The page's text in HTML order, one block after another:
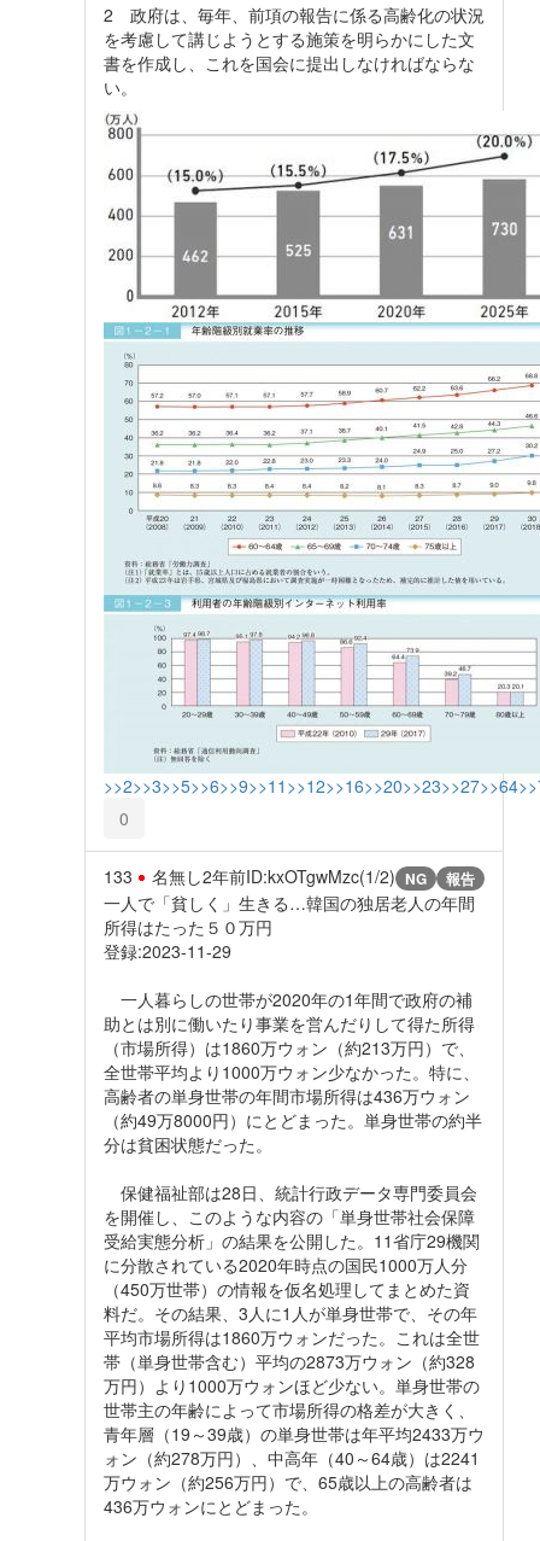
2 政府は、毎年、前項の報告に係る高齢化の状況
を考慮して講じようとする施策を明らかにした文
書を作成し、これを国会に提出しなければならな
い。
>>2>>3>>5>>6>>9>>11 >>12>>16>>20>>23>>27>>64
0
133 名無し2年前ID:kxOTgwMzc(1/2) NG 報告
一人で「貧しく」生きる…韓国の独居老人の年間
所得はたった５０万円
登録:2023-11-29
一人暮らしの世帯が2020年の1年間で政府の補
助とは別に働いたり事業を営んだりして得た所得
（市場所得）は1860万ウォン（約213万円）で、
全世帯平均より1000万ウォン少なかった。特に、
高齢者の単身世帯の年間市場所得は436万ウォン
（約49万8000円）にとどまった。単身世帯の約半
分は貧困状態だった。
保健福祉部は28日、統計行政データ専門委員会
を開催し、このような内容の「単身世帯社会保障
受給実態分析」の結果を公開した。11省庁29機関
に分散されている2020年時点の国民1000万人分
（450万世帯）の情報を仮名処理してまとめた資
料だ。その結果、3人に1人が単身世帯で、その年
平均市場所得は1860万ウォンだった。これは全世
帯（単身世帯含む）平均の2873万ウォン（約328
万円）より1000万ウォンほど少ない。単身世帯の
世帯主の年齢によって市場所得の格差が大きく、
青年層（19～39歳）の単身世帯は年平均2433万ウ
ォン（約278万円）、中高年（40～64歳）は2241
万ウォン（約256万円）で、65歳以上の高齢者は
436万ウォンにとどまった。